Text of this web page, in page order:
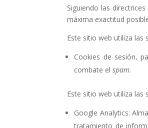
Siguiendo las
máxima exactitud
Este sitio web utiliza las
Cookies de sesión,
combate elspam.
Este sitio web utiliza las
Google Analytics:
tratamiento de